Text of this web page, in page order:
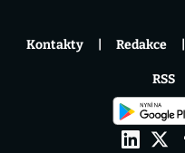
Kontakty Redakce
RSS